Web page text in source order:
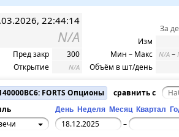
22:44:14
N/A
Пред закр
300
Открытие
N/A
За
Изм
Мин – Макс
N/A –
Объём в шт/день
FORTS Опционы
сравнить с
День Неделя Месяц Квартал
–